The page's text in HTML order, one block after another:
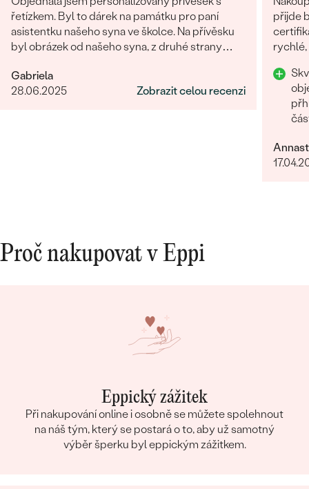
řetízkem. Byl to dárek na památku pro paní
asistentku našeho syna ve školce. Na přívěsku
byl obrázek od našeho syna, z druhé strany
dořešili jsme všechny detaily objednávky. Šperk
je nádherný, udělal velikou radost, je originální a
Gabriela
28.06.2025
Zobrazit celou recenzi
přijde
rychlé,
Proč nakupovat v Eppi
Eppický zážitek
Při nakupování online i osobně se můžete spolehnout
na náš tým, který se postará o to, aby už samotný
výběr šperku byl eppickým zážitkem.